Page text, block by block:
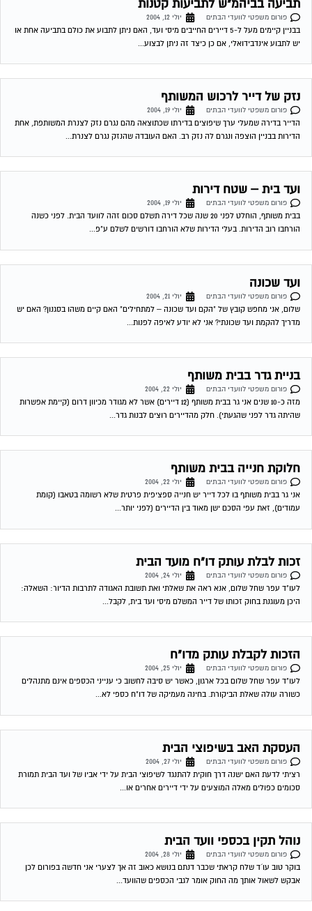
ועד בית – שטח דירות
פורום משפטי לוועדי הבתים
יולי 19, 2004
בבית משותף, הוחלט לפני 20 שנה שכל דירה תשלם סכום זהה לוועד הבית. לפני כשנה
הורחבו רוב הדירות. בעלי הדירות שלא הורחבו דורשים לשלם ע"פ...
ועד שכונה
פורום משפטי לוועדי הבתים
יולי 21, 2004
שלום, אני מחפש קובץ של "הקם ועד שכונה – למתחילים" האם קיים משהו בסגנון? האם יש
מדריך להקמת ועד שכונתי? אני לא יודע לאיפה לפנות...
בניית גדר בבית משותף
פורום משפטי לוועדי הבתים
יולי 22, 2004
מזה כ-10 שנים אני גר בבית משותף (12 דיירים) אשר לא מגודר מכיוון דרום (קיימת אפשרות
שהיתה גדר לפני שהגעתי). חלק מהדיירים רוצים לבנות גדר...
חלוקת חנייה בבית משותף
פורום משפטי לוועדי הבתים
יולי 22, 2004
אני גר בבית משותף בו לכל דייר יש חנייה ספציפית פרטית שלא רשומה בטאבו (קומת
עמודים), זאת עפי הסכם ישן מאוד בין הדיירים (לפני יותר...
זכות לבלת עותק דו"ח מועד הבית
פורום משפטי לוועדי הבתים
יולי 24, 2004
לעו"ד עפר שחל שלום, אנא ראה את שאלתי ואת תשובת האגודה לתרבות הדיור: השאלה:
היכן מעוגנת בחוק זכותו של דייר המשלם מיסי ועד בית, לקבל...
הזכות לקבלת עותק מדו"ח
פורום משפטי לוועדי הבתים
יולי 25, 2004
לעו"ד עפר שחל שלום בכל ארגון, כאשר יש סיבה לחשוב כי ענייני הכספים אינם מתנהלים
כשורה עולה שאלת הביקורת. בחינה מעמיקה של דו"ח כספי לא...
העסקת האב בשיפוצי הבית
פורום משפטי לוועדי הבתים
יולי 27, 2004
רציתי לדעת האם ישנה דרך חוקית להתנגד לשיפוצי הבית על ידי אביו של ועד הבית תמורת
סכומים כפולים מאלה המוצעים על ידי דיירים אחרים או...
נוהל תקין בכספי וועד הבית
פורום משפטי לוועדי הבתים
יולי 28, 2004
בוקר טוב עו´ד שלח קראתי שכבר דנתם בנושא כאוב זה אך לצערי אני חדשה בפורום לכן
אבקש לשאול אותך מה החוק אומר לגבי הכספים שהוועד...
שירות אישי לוועדי בתים!
איתור בעלי מקצוע
המוקד לדייר של פורטל בית משותף דואג שבעלי מקצוע הוגנים
ומקצועיים יתנו לך שירות. מלא את הטופס או
ווצאפ